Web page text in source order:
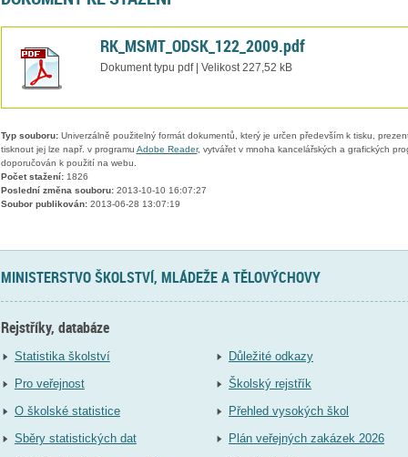
RK_MSMT_ODSK_122_2009.pdf
Dokument typu pdf | Velikost 227,52 kB
Typ souboru:Univerzálně použitelný formát dokumentů, který je určen především k tisku,
tisknout jej lze např. v programu Adobe Reader, vytvářet v mnoha kancelářských a grafických
doporučován k použití na webu.
Počet stažení:1826
Poslední změna souboru:2013-10-10 16:07:27
Soubor publikován:2013-06-28 13:07:19
MINISTERSTVO ŠKOLSTVÍ, MLÁDEŽE A TĚLOVÝCHOVY
Rejstříky, databáze
Statistika školství
Pro veřejnost
O školské statistice
Sběry statistických dat
Důležité odkazy
Školský rejstřík
Přehled vysokých škol
Plán veřejných zakázek 2026